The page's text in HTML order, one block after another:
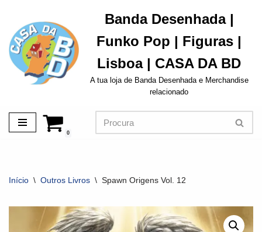
Avançar
para
o
conteúdo
Banda Desenhada |
Funko Pop | Figuras |
Lisboa | CASA DA BD
A tua loja de Banda Desenhada e Merchandise
relacionado
0
Início \ Outros Livros \ Spawn Origens Vol. 12